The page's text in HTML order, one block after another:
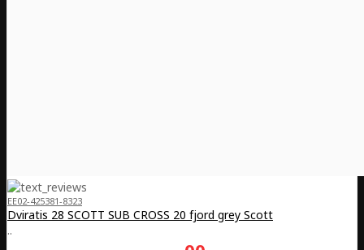
EE02-425381-8323
Dviratis 28 SCOTT SUB CROSS 20 fjord grey Scott
..